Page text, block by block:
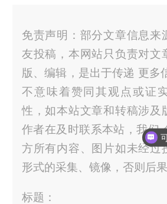
免责声明：部分文章信息来
友投稿，本网站只负责对文
版、编辑，是出于传递 更多
不意味着赞同其观点或证
性，如本站文章和转稿涉及
作者在及时联系本站，我们
方所有内容、图片如未经过
形式的采集、镜像，否则后果
标题：